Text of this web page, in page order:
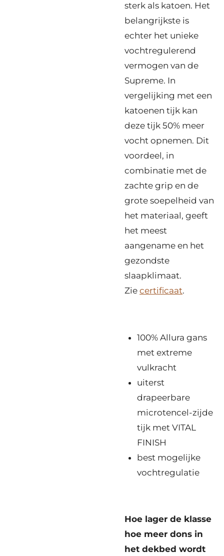
sterk als katoen. Het
belangrijkste is
echter het unieke
vochtregulerend
vermogen van de
Supreme. In
vergelijking met een
katoenen tijk kan
deze tijk 50% meer
vocht opnemen. Dit
voordeel, in
combinatie met de
zachte grip en de
grote soepelheid van
het materiaal, geeft
het meest
aangename en het
gezondste
slaapklimaat.
Zie certificaat.
100% Allura gans
met extreme
vulkracht
uiterst
drapeerbare
microtencel-zijde
tijk met VITAL
FINISH
best mogelijke
vochtregulatie
Hoe lager de klasse
hoe meer dons in
het dekbed wordt